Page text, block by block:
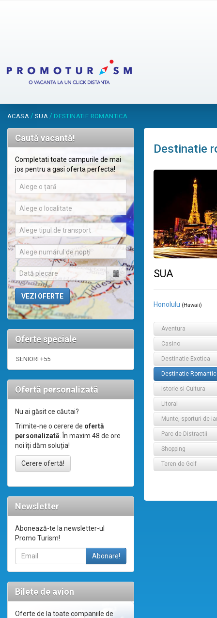
ACASA / SUA / DESTINATIE ROMANTICA
Caută vacantă!
Completati toate campurile de mai
jos pentru a gasi oferta perfecta!
Alege o țară
Alege o localitate
Alege tipul de transport
Alege numărul de nopți
Oferte speciale
SENIORI +55
Ofertă personalizată
Nu ai găsit ce căutai?
Trimite-ne o cerere de ofertă
personalizată. În maxim 48 de ore
noi îți dăm soluția!
Cerere ofertă!
Newsletter
Abonează-te la newsletter-ul
Promo Turism!
Bilete de avion
Oferte de la toate companiile de
Destinatie
SUA
Honolulu (Hawaii)
Aventura
Casino
Destinatie Exotica
Destinatie
Istorie si Cultura
Litoral
Munte, sporturi de
Parc de Distractii
Shopping
Teren de Golf